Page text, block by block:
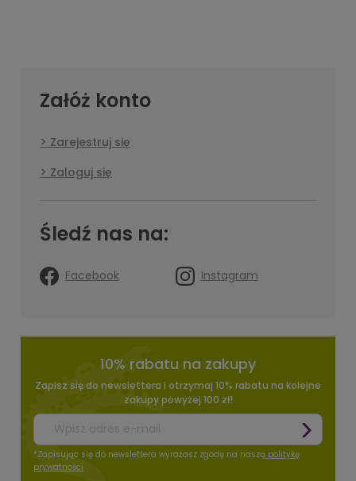
Załóż konto
Zarejestruj się
Zaloguj się
Śledź nas na:
Facebook Instagram
10% rabatu na zakupy
Zapisz się do newslettera i otrzymaj 10% rabatu na kolejne
zakupy powyżej 100 zł!
*Zapisując się do newslettera wyrażasz zgodę na naszą politykę
prywatności